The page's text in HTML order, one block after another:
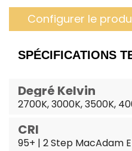
Configurer le
SPÉCIFICATIONS
Degré Kelvin
2700K, 3000K, 3500K,
CRI
95+ | 2 Step MacAdam